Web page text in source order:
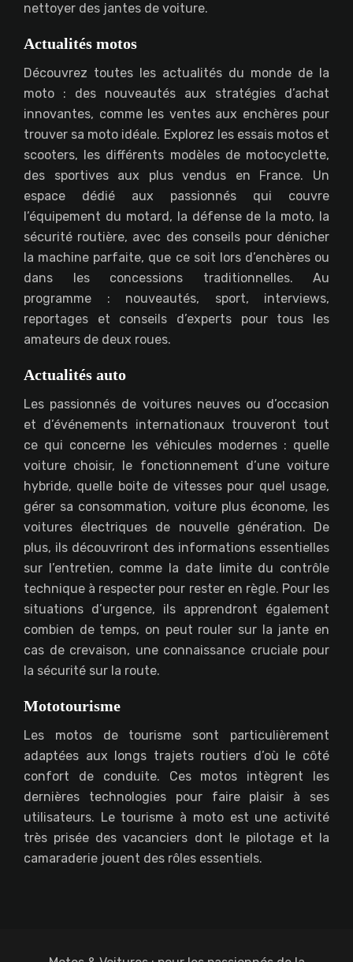
nettoyer des jantes de voiture.
Actualités motos
Découvrez toutes les actualités du monde de la
moto : des nouveautés aux stratégies d’achat
innovantes, comme les ventes aux enchères pour
trouver sa moto idéale. Explorez les essais motos et
scooters, les différents modèles de motocyclette,
des sportives aux plus vendus en France. Un
espace dédié aux passionnés qui couvre
l’équipement du motard, la défense de la moto, la
sécurité routière, avec des conseils pour dénicher
la machine parfaite, que ce soit lors d’enchères ou
dans les concessions traditionnelles. Au
programme : nouveautés, sport, interviews,
reportages et conseils d’experts pour tous les
amateurs de deux roues.
Actualités auto
Les passionnés de voitures neuves ou d’occasion
et d’événements internationaux trouveront tout
ce qui concerne les véhicules modernes : quelle
voiture choisir, le fonctionnement d’une voiture
hybride, quelle boite de vitesses pour quel usage,
gérer sa consommation, voiture plus économe, les
voitures électriques de nouvelle génération. De
plus, ils découvriront des informations essentielles
sur l’entretien, comme la date limite du contrôle
technique à respecter pour rester en règle. Pour les
situations d’urgence, ils apprendront également
combien de temps, on peut rouler sur la jante en
cas de crevaison, une connaissance cruciale pour
la sécurité sur la route.
Mototourisme
Les motos de tourisme sont particulièrement
adaptées aux longs trajets routiers d’où le côté
confort de conduite. Ces motos intègrent les
dernières technologies pour faire plaisir à ses
utilisateurs. Le tourisme à moto est une activité
très prisée des vacanciers dont le pilotage et la
camaraderie jouent des rôles essentiels.